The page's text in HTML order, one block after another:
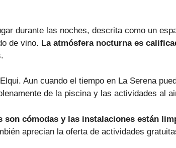
durante las noches, descrita como un
de vino. La atmósfera nocturna es
Aun cuando el tiempo en La Serena
de la piscina y las actividades al
son cómodas y las instalaciones están
aprecian la oferta de actividades